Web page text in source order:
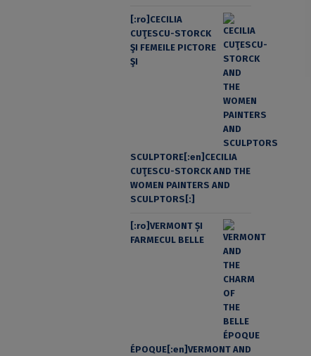
[:ro]CECILIA
CUŢESCU-STORCK
ŞI FEMEILE PICTORE
ŞI
SCULPTORE[:en]CECILIA
CUŢESCU-STORCK AND THE
WOMEN PAINTERS AND
SCULPTORS[:]
[:ro]VERMONT ȘI
FARMECUL BELLE
ÉPOQUE[:en]VERMONT AND